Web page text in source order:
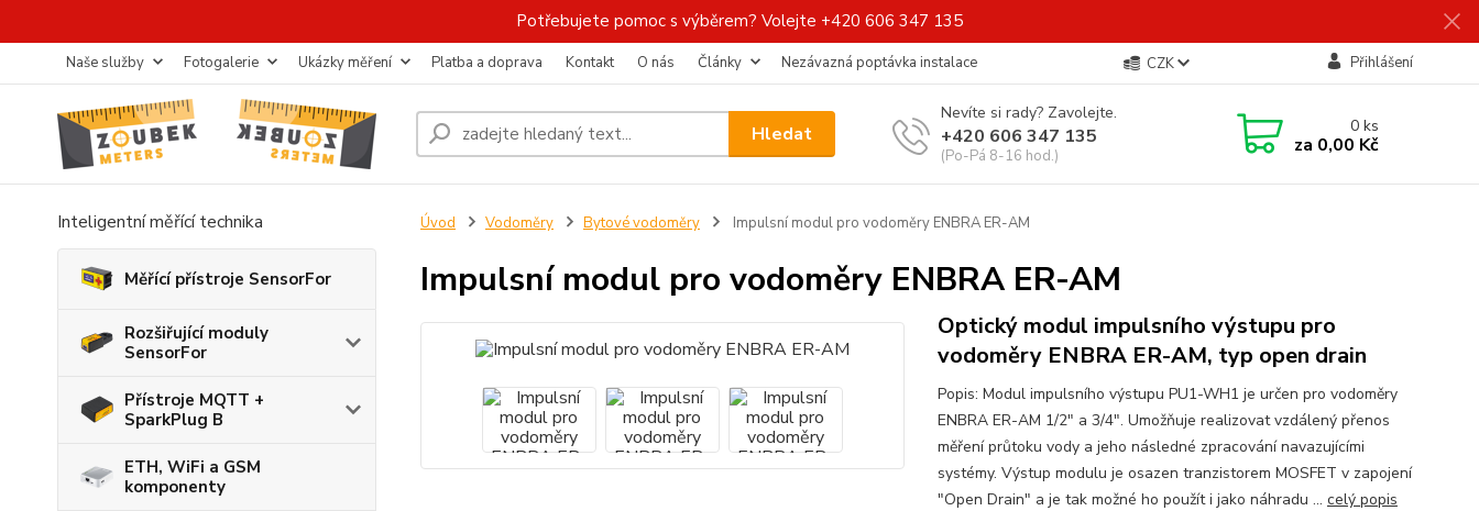
Potřebujete pomoc s výběrem? Volejte +420 606 347 135
Naše služby Fotogalerie Ukázky měření Platba a doprava Kontakt O nás Články Nezávazná poptávka instalace CZK Přihlášení
Hledat
Nevíte si rady? Zavolejte.
+420 606 347 135
(Po-Pá 8-16 hod.)
0ks
za 0,00 Kč
Inteligentní měřící technika
Měřící přístroje SensorFor
Rozšiřující moduly
SensorFor
Přístroje MQTT +
SparkPlug B
ETH, WiFi a GSM
komponenty
Úvod Vodoměry Bytové vodoměry Impulsní modul pro vodoměry ENBRA ER-AM
Impulsní modul pro vodoměry ENBRA ER-AM
Optický modul impulsního výstupu pro
vodoměry ENBRA ER-AM, typ open drain
Popis: Modul impulsního výstupu PU1-WH1 je určen pro vodoměry
ENBRA ER-AM 1/2" a 3/4". Umožňuje realizovat vzdálený přenos
měření průtoku vody a jeho následné zpracování navazujícími
systémy. Výstup modulu je osazen tranzistorem MOSFET v zapojení
"Open Drain" a je tak možné ho použít i jako náhradu ... celý popis